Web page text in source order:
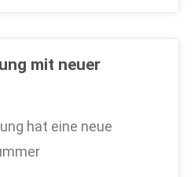
mit neuer
hat eine neue